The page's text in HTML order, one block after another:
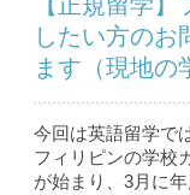
したい方のお
ます（現地の
今回は英語留学で
フィリピンの学校
が始まり、3月に